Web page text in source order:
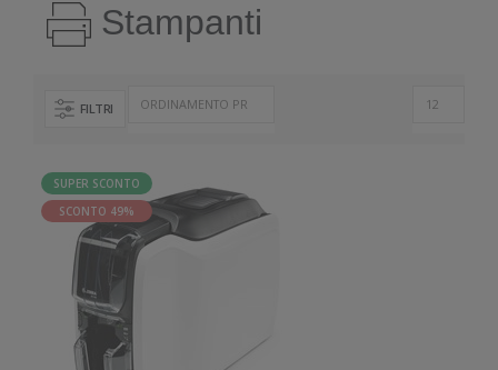
Stampanti
FILTRI
SUPER SCONTO
SCONTO 49%